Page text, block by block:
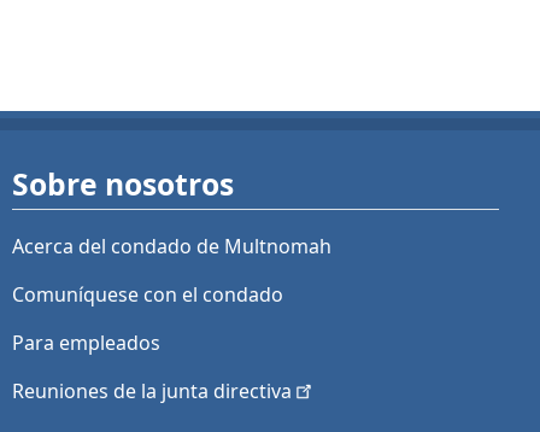
Sobre nosotros
Acerca del condado de Multnomah
Comuníquese con el condado
Para empleados
Reuniones de la junta directiva